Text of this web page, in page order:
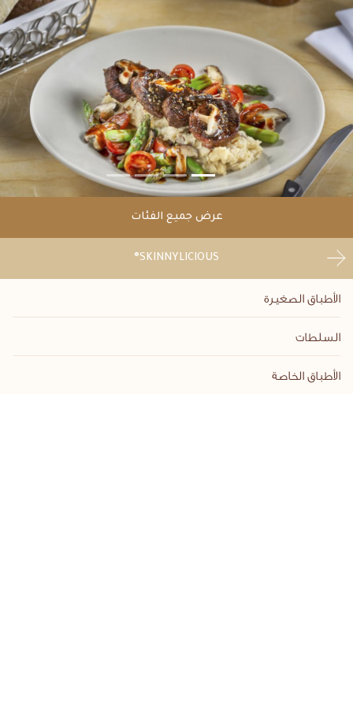
عرض جميع الفئات
SKINNYLICIOUS®
الأطباق الصغيرة
السلطات
الأطباق الخاصة